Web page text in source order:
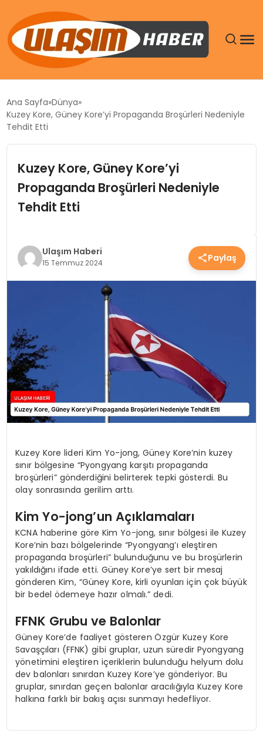
SIYASET
EKONOMI
TEKNOLOJI
SAĞLIK
Ana Sayfa Dünya
Kuzey Kore, Güney Kore’yi Propaganda Broşürleri Nedeniyle
Tehdit Etti
Kuzey Kore, Güney Kore’yi
Propaganda Broşürleri Nedeniyle
Tehdit Etti
Ulaşım Haberi
15 Temmuz 2024 Paylaş
Kuzey Kore lideri Kim Yo-jong, Güney Kore’nin kuzey
sınır bölgesine “Pyongyang karşıtı propaganda
broşürleri” gönderdiğini belirterek tepki gösterdi. Bu
olay sonrasında gerilim arttı.
Kim Yo-jong’un Açıklamaları
KCNA haberine göre Kim Yo-jong, sınır bölgesi ile Kuzey
Kore’nin bazı bölgelerinde “Pyongyang’ı eleştiren
propaganda broşürleri” bulunduğunu ve bu broşürlerin
yakıldığını ifade etti. Güney Kore’ye sert bir mesaj
gönderen Kim, “Güney Kore, kirli oyunları için çok büyük
bir bedel ödemeye hazır olmalı.” dedi.
FFNK Grubu ve Balonlar
Güney Kore’de faaliyet gösteren Özgür Kuzey Kore
Savaşçıları (FFNK) gibi gruplar, uzun süredir Pyongyang
yönetimini eleştiren içeriklerin bulunduğu helyum dolu
dev balonları sınırdan Kuzey Kore’ye gönderiyor. Bu
gruplar, sınırdan geçen balonlar aracılığıyla Kuzey Kore
halkına farklı bir bakış açısı sunmayı hedefliyor.